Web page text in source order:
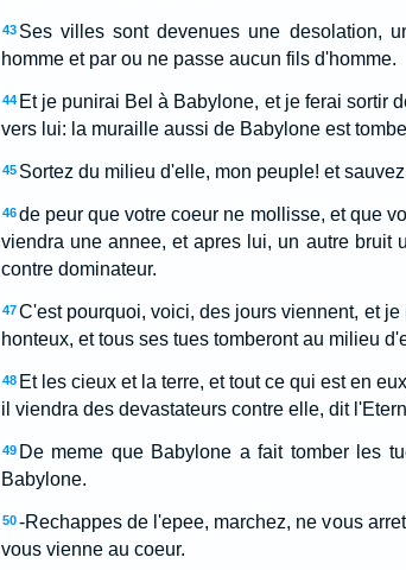
43 Ses villes sont devenues une desolation,
homme et par ou ne passe aucun fils d'homme.
44 Et je punirai Bel à Babylone, et je ferai sortir
vers lui: la muraille aussi de Babylone est
45 Sortez du milieu d'elle, mon peuple! et
46 de peur que votre coeur ne mollisse, et que
viendra une annee, et apres lui, un autre bruit
contre dominateur.
47 C'est pourquoi, voici, des jours viennent, et
honteux, et tous ses tues tomberont au milieu
48 Et les cieux et la terre, et tout ce qui est en
il viendra des devastateurs contre elle, dit
49 De meme que Babylone a fait tomber les
Babylone.
50 -Rechappes de l'epee, marchez, ne vous
vous vienne au coeur.